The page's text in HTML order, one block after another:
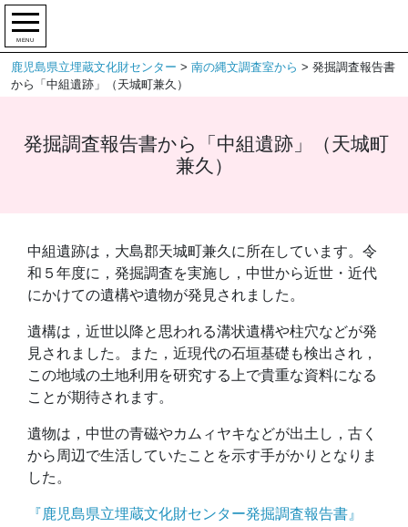
MENU
鹿児島県立埋蔵文化財センター > 南の縄文調査室から > 発掘調査報告書
から「中組遺跡」（天城町兼久）
発掘調査報告書から「中組遺跡」（天城町
兼久）
中組遺跡は，大島郡天城町兼久に所在しています。令
和５年度に，発掘調査を実施し，中世から近世・近代
にかけての遺構や遺物が発見されました。
遺構は，近世以降と思われる溝状遺構や柱穴などが発
見されました。また，近現代の石垣基礎も検出され，
この地域の土地利用を研究する上で貴重な資料になる
ことが期待されます。
遺物は，中世の青磁やカムィヤキなどが出土し，古く
から周辺で生活していたことを示す手がかりとなりま
した。
『鹿児島県立埋蔵文化財センター発掘調査報告書』